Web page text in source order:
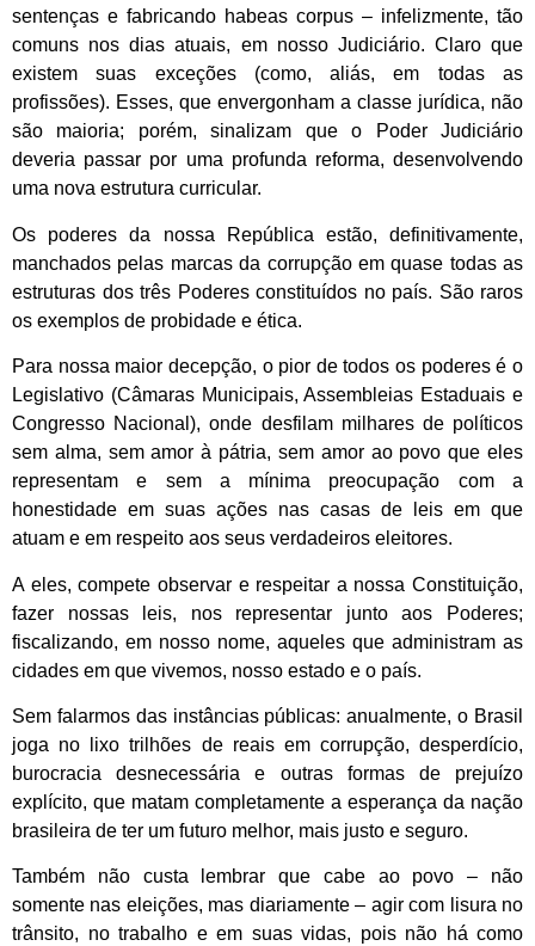
sentenças e fabricando habeas corpus – infelizmente, tão
comuns nos dias atuais, em nosso Judiciário. Claro que
existem suas exceções (como, aliás, em todas as
profissões). Esses, que envergonham a classe jurídica, não
são maioria; porém, sinalizam que o Poder Judiciário
deveria passar por uma profunda reforma, desenvolvendo
uma nova estrutura curricular.
Os poderes da nossa República estão, definitivamente,
manchados pelas marcas da corrupção em quase todas as
estruturas dos três Poderes constituídos no país. São raros
os exemplos de probidade e ética.
Para nossa maior decepção, o pior de todos os poderes é o
Legislativo (Câmaras Municipais, Assembleias Estaduais e
Congresso Nacional), onde desfilam milhares de políticos
sem alma, sem amor à pátria, sem amor ao povo que eles
representam e sem a mínima preocupação com a
honestidade em suas ações nas casas de leis em que
atuam e em respeito aos seus verdadeiros eleitores.
A eles, compete observar e respeitar a nossa Constituição,
fazer nossas leis, nos representar junto aos Poderes;
fiscalizando, em nosso nome, aqueles que administram as
cidades em que vivemos, nosso estado e o país.
Sem falarmos das instâncias públicas: anualmente, o Brasil
joga no lixo trilhões de reais em corrupção, desperdício,
burocracia desnecessária e outras formas de prejuízo
explícito, que matam completamente a esperança da nação
brasileira de ter um futuro melhor, mais justo e seguro.
Também não custa lembrar que cabe ao povo – não
somente nas eleições, mas diariamente – agir com lisura no
trânsito, no trabalho e em suas vidas, pois não há como